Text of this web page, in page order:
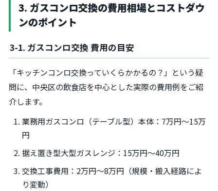
3. ガスコンロ交換の費用相場とコストダウ
ンのポイント
3-1. ガスコンロ交換 費用の目安
「キッチンコンロ交換っていくらかかるの？」という疑
問に、中央区の飲食店を中心とした実際の費用例をご紹
介します。
業務用ガスコンロ（テーブル型）本体：7万円～15万
円
据え置き型大型ガスレンジ：15万円～40万円
交換工事費用：2万円～8万円（規模・搬入経路によ
り変動）